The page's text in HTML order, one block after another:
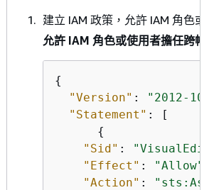
建立 IAM 政策，允許 IAM 角色
允許 IAM 角色或使用者擔任跨帳
{
"Version" :
"2012-10-
"Statement" : [
{
"Sid" :
"Effect" : "Allow"
"Action" :